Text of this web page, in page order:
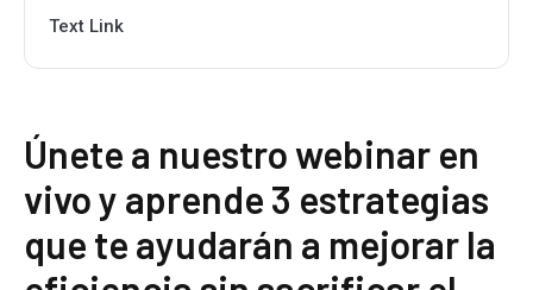
Text Link
Únete a nuestro webinar en
vivo y aprende 3 estrategias
que te ayudarán a mejorar la